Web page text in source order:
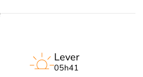
Lever
05h41